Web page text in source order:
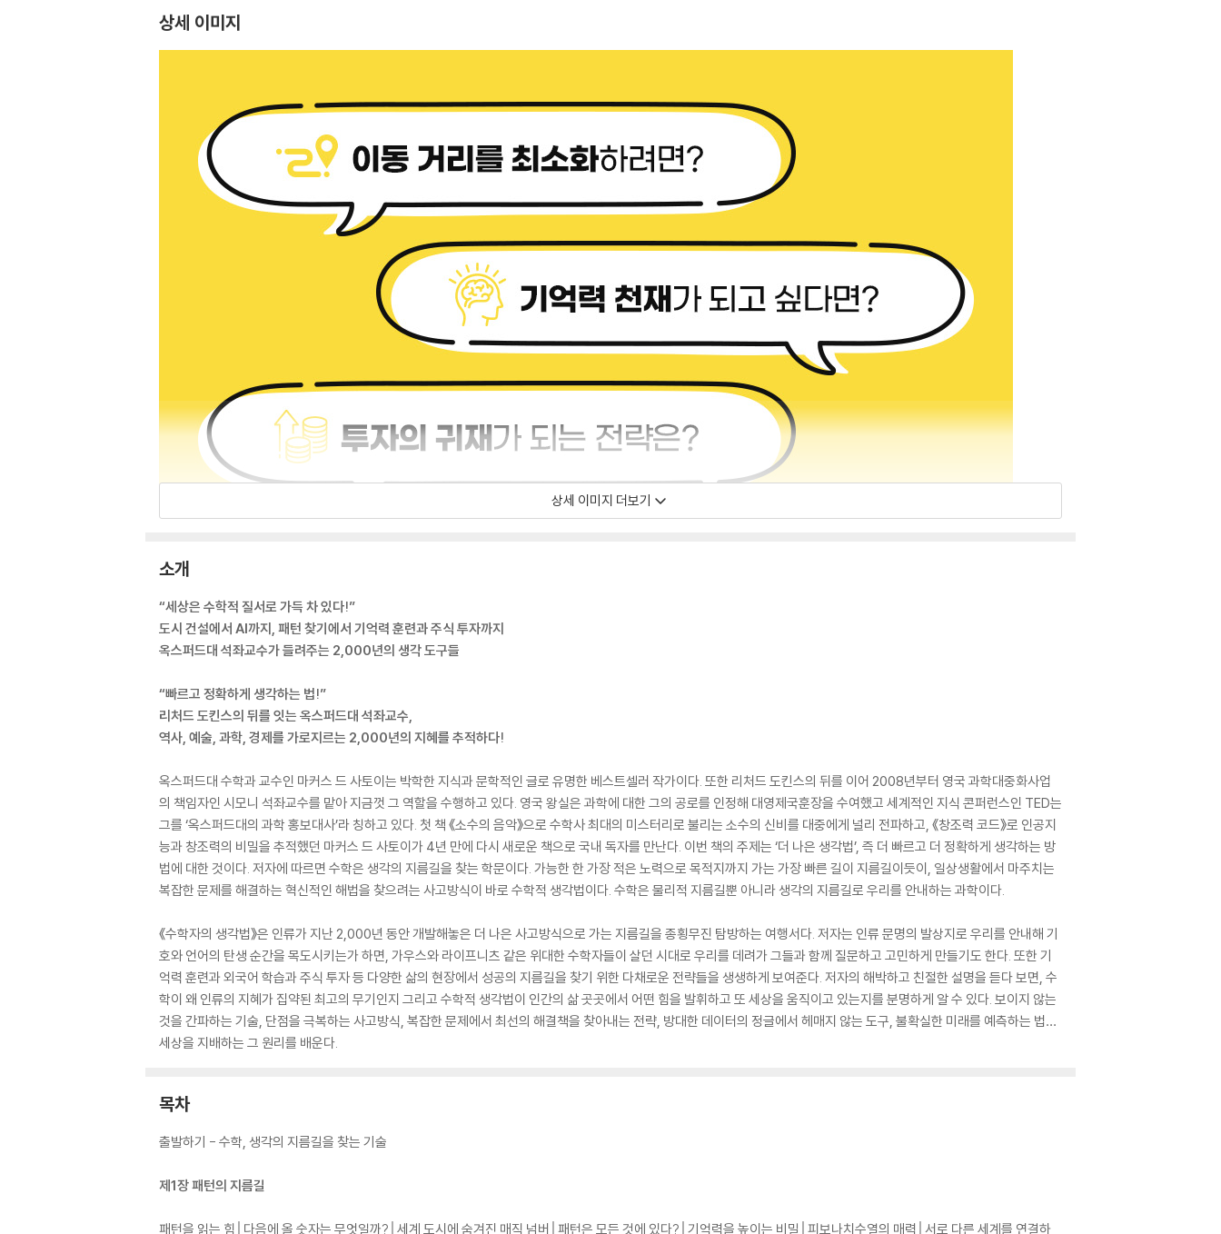
상세 이미지
상세 이미지 더보기
소개
“세상은 수학적 질서로 가득 차 있다!”
도시 건설에서 AI까지, 패턴 찾기에서 기억력 훈련과 주식 투자까지
옥스퍼드대 석좌교수가 들려주는 2,000년의 생각 도구들
“빠르고 정확하게 생각하는 법!”
리처드 도킨스의 뒤를 잇는 옥스퍼드대 석좌교수,
역사, 예술, 과학, 경제를 가로지르는 2,000년의 지혜를 추적하다!
옥스퍼드대 수학과 교수인 마커스 드 사토이는 박학한 지식과 문학적인 글로 유명한 베스트셀러 작가이다. 또한 리처드 도킨스의 뒤를 이어 2008년부터 영국 과학대중화사업
의 책임자인 시모니 석좌교수를 맡아 지금껏 그 역할을 수행하고 있다. 영국 왕실은 과학에 대한 그의 공로를 인정해 대영제국훈장을 수여했고 세계적인 지식 콘퍼런스인 TED는
그를 ‘옥스퍼드대의 과학 홍보대사’라 칭하고 있다. 첫 책 《소수의 음악》으로 수학사 최대의 미스터리로 불리는 소수의 신비를 대중에게 널리 전파하고, 《창조력 코드》로 인공지
능과 창조력의 비밀을 추적했던 마커스 드 사토이가 4년 만에 다시 새로운 책으로 국내 독자를 만난다. 이번 책의 주제는 ‘더 나은 생각법’, 즉 더 빠르고 더 정확하게 생각하는 방
법에 대한 것이다. 저자에 따르면 수학은 생각의 지름길을 찾는 학문이다. 가능한 한 가장 적은 노력으로 목적지까지 가는 가장 빠른 길이 지름길이듯이, 일상생활에서 마주치는
복잡한 문제를 해결하는 혁신적인 해법을 찾으려는 사고방식이 바로 수학적 생각법이다. 수학은 물리적 지름길뿐 아니라 생각의 지름길로 우리를 안내하는 과학이다.
《수학자의 생각법》은 인류가 지난 2,000년 동안 개발해놓은 더 나은 사고방식으로 가는 지름길을 종횡무진 탐방하는 여행서다. 저자는 인류 문명의 발상지로 우리를 안내해 기
호와 언어의 탄생 순간을 목도시키는가 하면, 가우스와 라이프니츠 같은 위대한 수학자들이 살던 시대로 우리를 데려가 그들과 함께 질문하고 고민하게 만들기도 한다. 또한 기
억력 훈련과 외국어 학습과 주식 투자 등 다양한 삶의 현장에서 성공의 지름길을 찾기 위한 다채로운 전략들을 생생하게 보여준다. 저자의 해박하고 친절한 설명을 듣다 보면, 수
학이 왜 인류의 지혜가 집약된 최고의 무기인지 그리고 수학적 생각법이 인간의 삶 곳곳에서 어떤 힘을 발휘하고 또 세상을 움직이고 있는지를 분명하게 알 수 있다. 보이지 않는
것을 간파하는 기술, 단점을 극복하는 사고방식, 복잡한 문제에서 최선의 해결책을 찾아내는 전략, 방대한 데이터의 정글에서 헤매지 않는 도구, 불확실한 미래를 예측하는 법…
세상을 지배하는 그 원리를 배운다.
목차
출발하기 - 수학, 생각의 지름길을 찾는 기술
제1장 패턴의 지름길
패턴을 읽는 힘│다음에 올 숫자는 무엇일까?│세계 도시에 숨겨진 매직 넘버│패턴은 모든 것에 있다?│기억력을 높이는 비밀│피보나치수열의 매력│서로 다른 세계를 연결하